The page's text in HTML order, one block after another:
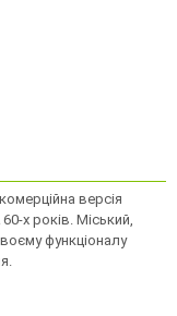
версія
х років. Міський,
функціоналу